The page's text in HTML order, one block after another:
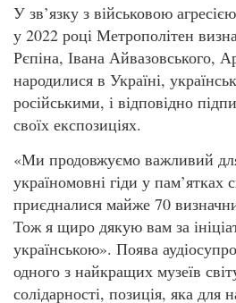
У зв’язку з військовою
у 2022 році Метрополітен
Рєпіна, Івана Айвазовського,
народилися в Україні,
російськими, і відповідно
своїх експозиціях.
«Ми продовжуємо важливий
україномовні гіди у пам’ятках
приєдналися майже 70
Тож я щиро дякую вам за
українською». Поява
одного з найкращих музеїв
солідарності, позиція, яка